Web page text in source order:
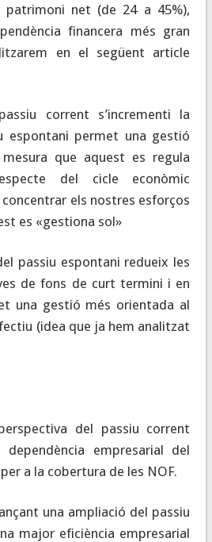
patrimoni net (de 24 a 45%),
financera més gran
en el següent article
corrent s’incrementi la
espontani permet una gestió
que aquest es regula
del cicle econòmic
els nostres esforços
es «gestiona sol»
passiu espontani redueix les
de fons de curt termini i en
una gestió més orientada al
(idea que ja hem analitzat
del passiu corrent
empresarial del
a la cobertura de les NOF.
una ampliació del passiu
major eficiència empresarial